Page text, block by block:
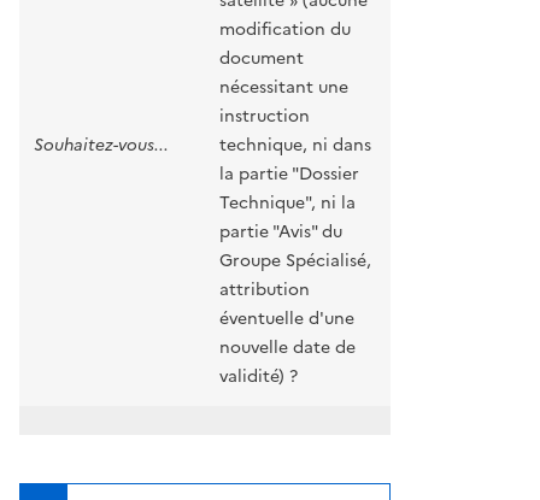
Souhaitez-vous...
modification du
document
nécessitant une
instruction
technique, ni dans
la partie "Dossier
Technique", ni la
partie "Avis" du
Groupe Spécialisé,
attribution
éventuelle d'une
nouvelle date de
validité) ?